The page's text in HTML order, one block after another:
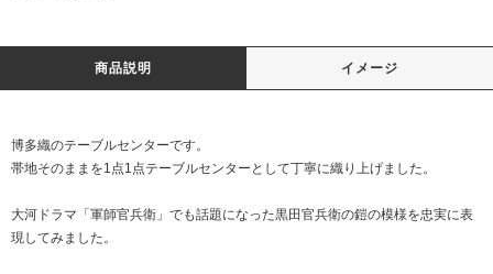
商品説明 イメージ
博多織のテーブルセンターです。
帯地そのままを1点1点テーブルセンターとして丁寧に織り上げました。
大河ドラマ「軍師官兵衛」でも話題になった黒田官兵衛の鎧の模様を忠実に表
現してみました。